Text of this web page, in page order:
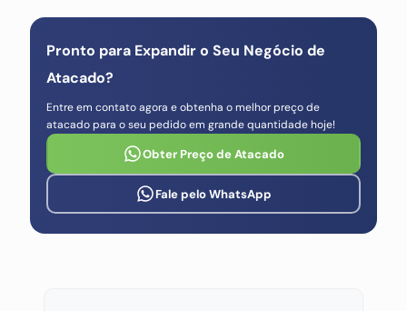
Pronto para Expandir o Seu Negócio de
Atacado?
Entre em contato agora e obtenha o melhor preço de
atacado para o seu pedido em grande quantidade hoje!
Obter Preço de Atacado
Fale pelo WhatsApp